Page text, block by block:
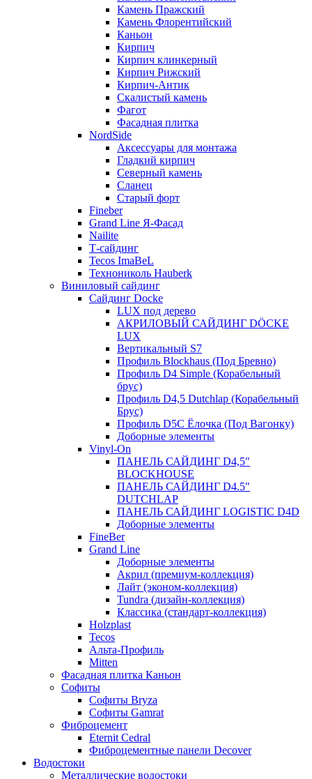
Камень Пражский
Камень Флорентийский
Каньон
Кирпич
Кирпич клинкерный
Кирпич Рижский
Кирпич-Антик
Скалистый камень
Фагот
Фасадная плитка
NordSide
Аксессуары для монтажа
Гладкий кирпич
Северный камень
Сланец
Старый форт
Fineber
Grand Line Я-Фасад
Nailite
Т-сайдинг
Tecos ImaBeL
Технониколь Hauberk
Виниловый сайдинг
Сайдинг Docke
LUX под дерево
АКРИЛОВЫЙ САЙДИНГ DÖCKE
LUX
Вертикальный S7
Профиль Blockhaus (Под Бревно)
Профиль D4 Simple (Корабельный
брус)
Профиль D4,5 Dutchlap (Корабельный
Брус)
Профиль D5C Ёлочка (Под Вагонку)
Доборные элементы
Vinyl-On
ПАНЕЛЬ САЙДИНГ D4,5″
BLOCKHOUSE
ПАНЕЛЬ САЙДИНГ D4.5″
DUTCHLAP
ПАНЕЛЬ САЙДИНГ LOGISTIC D4D
Доборные элементы
FineBer
Grand Line
Доборные элементы
Акрил (премиум-коллекция)
Лайт (эконом-коллекция)
Tundra (дизайн-коллекция)
Классика (стандарт-коллекция)
Holzplast
Tecos
Альта-Профиль
Mitten
Фасадная плитка Каньон
Софиты
Софиты Bryza
Софиты Gamrat
Фиброцемент
Eternit Cedral
Фиброцементные панели Decover
Водостоки
Металлические водостоки